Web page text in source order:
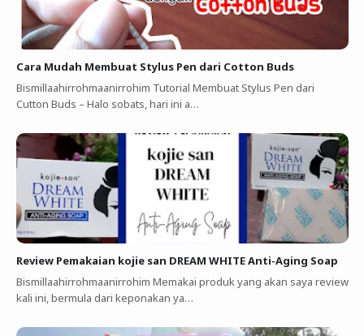
Cara Mudah Membuat Stylus Pen dari Cotton Buds
Bismillaahirrohmaanirrohim Tutorial Membuat Stylus Pen dari
Cutton Buds ‎–‎ Halo sobats, hari ini a…
Review Pemakaian kojie san DREAM WHITE Anti-Aging Soap
Bismillaahirrohmaanirrohim Memakai produk yang akan saya review
kali ini, bermula dari keponakan ya…